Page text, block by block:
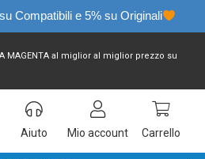
su Compatibili e 5% su Originali
MAGENTA al miglior al miglior prezzo su
Aiuto
Mio account Carrello